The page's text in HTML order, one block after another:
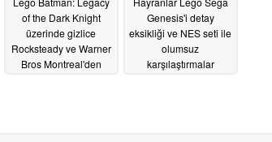
of the Dark Knight
üzerinde gizlice
Rocksteady ve Warner
Bros Montreal'den
Genesis'i detay
eksikliği ve NES seti ile
olumsuz
karşılaştırmalar